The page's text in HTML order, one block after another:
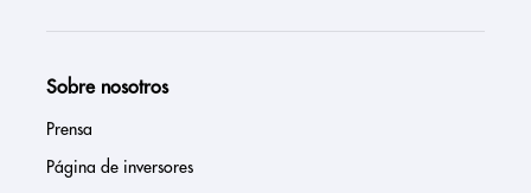
Sobre nosotros
Prensa
Página de inversores